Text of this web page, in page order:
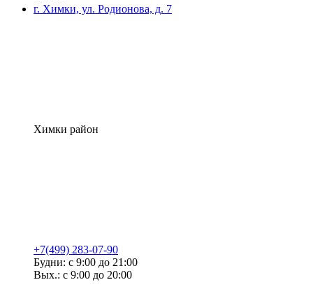
г. Химки, ул. Родионова, д. 7
Химки район
+7(499) 283-07-90
Будни: с 9:00 до 21:00
Вых.: с 9:00 до 20:00